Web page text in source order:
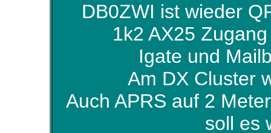
DB0ZWI ist wieder
1k2 AX25
Igate und
Am DX Cluster
Auch APRS auf 2
soll es